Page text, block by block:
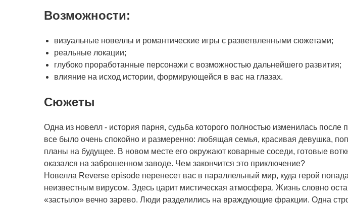
Возможности:
визуальные новеллы и романтические игры с разветвленными сюжетами;
реальные локации;
глубоко проработанные персонажи с возможностью дальнейшего развития;
влияние на исход истории, формирующейся в вас на глазах.
Сюжеты
Одна из новелл - история парня, судьба которого полностью изменилась
все было очень спокойно и размеренно: любящая семья, красивая девушка,
планы на будущее. В новом месте его окружают коварные соседи, готовые
оказался на заброшенном заводе. Чем закончится это приключение?
Новелла Reverse episode перенесет вас в параллельный мир, куда герой
неизвестным вирусом. Здесь царит мистическая атмосфера. Жизнь словно
«застыло» вечно зарево. Люди разделились на враждующие фракции. Одна